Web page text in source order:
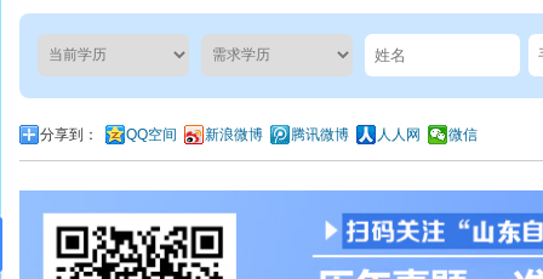
分享到： QQ空间 新浪微博 腾讯微博 人人网 微信